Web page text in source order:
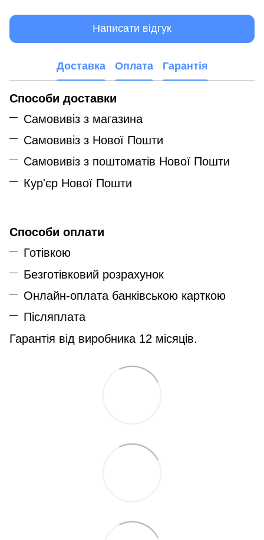
Написати відгук
Доставка Оплата Гарантія
Способи доставки
Самовивіз з магазина
Самовивіз з Нової Пошти
Самовивіз з поштоматів Нової Пошти
Кур'єр Нової Пошти
Способи оплати
Готівкою
Безготівковий розрахунок
Онлайн-оплата банківською карткою
Післяплата
Гарантія від виробника 12 місяців.